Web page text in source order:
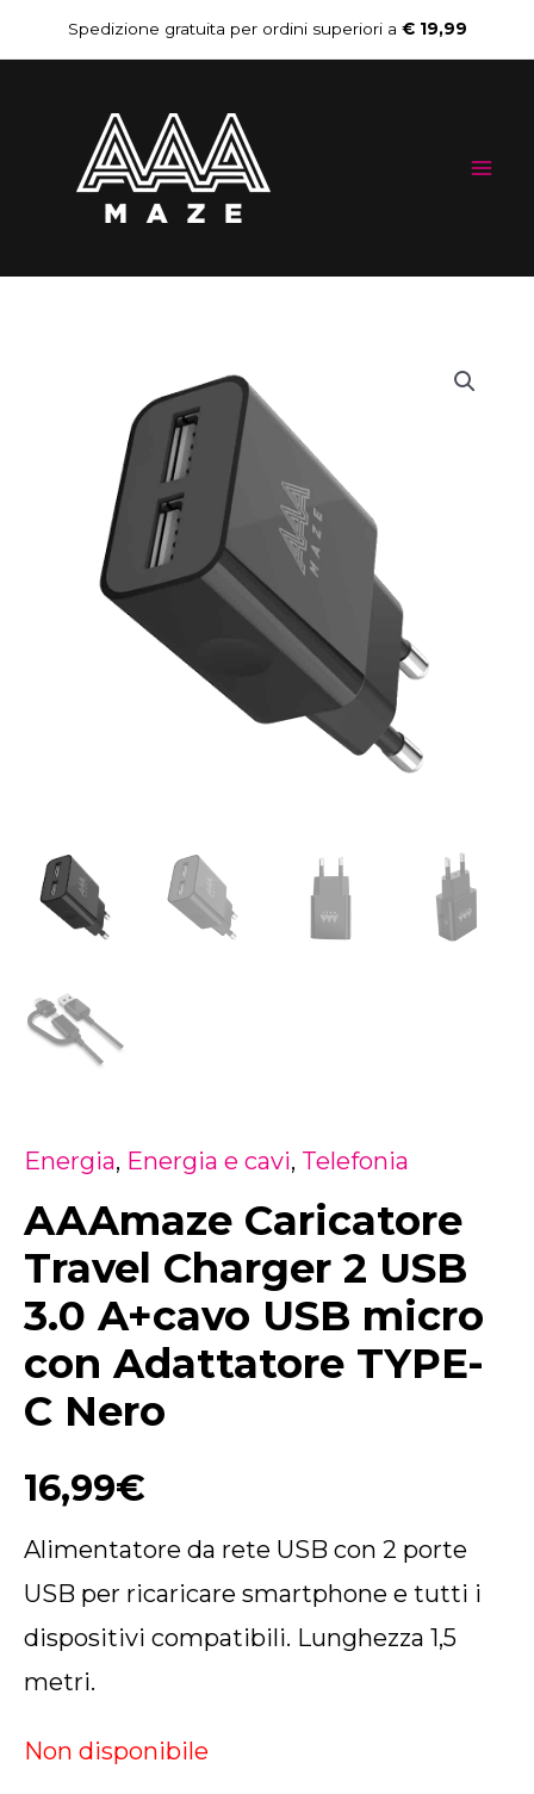
al
contenuto
Spedizione gratuita per ordini superiori a € 19,99
Energia, Energia e cavi, Telefonia
AAAmaze Caricatore
Travel Charger 2 USB
3.0 A+cavo USB micro
con Adattatore TYPE-
C Nero
16,99€
Alimentatore da rete USB con 2 porte
USB per ricaricare smartphone e tutti i
dispositivi compatibili. Lunghezza 1,5
metri.
Non disponibile